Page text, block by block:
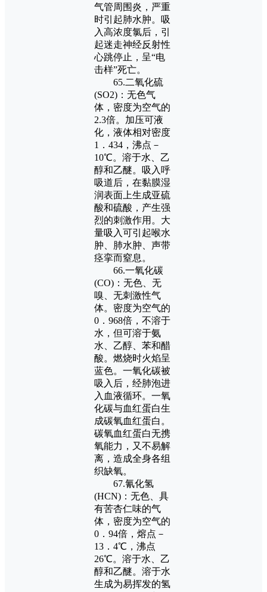
气管周围炎，严重
时引起肺水肿。吸
入高浓度氯后，引
起迷走神经反射性
心跳停止，呈“电
击样”死亡。
65.二氧化硫
(SO2)：无色气
体，密度为空气的
2.3倍。加压可液
化，液体相对密度
1．434，沸点－
10℃。溶于水、乙
醇和乙醚。吸入呼
吸道后，在黏膜湿
润表面上生成亚硫
酸和硫酸，产生强
烈的刺激作用。大
量吸入可引起喉水
肿、肺水肿、声带
痉挛而窒息。
66.一氧化碳
(CO)：无色、无
嗅、无刺激性气
体。密度为空气的
0．968倍，不溶于
水，但可溶于氨
水、乙醇、苯和醋
酸。燃烧时火焰呈
蓝色。一氧化碳被
吸入后，经肺泡进
入血液循环。一氧
化碳与血红蛋白生
成碳氧血红蛋白。
碳氧血红蛋白无携
氧能力，又不易解
离，造成全身各组
织缺氧。
67.氰化氢
(HCN)：无色、具
有苦杏仁味的气
体，密度为空气的
0．94倍，熔点－
13．4℃，沸点
26℃。溶于水、乙
醇和乙醚。溶于水
生成为易挥发的氢